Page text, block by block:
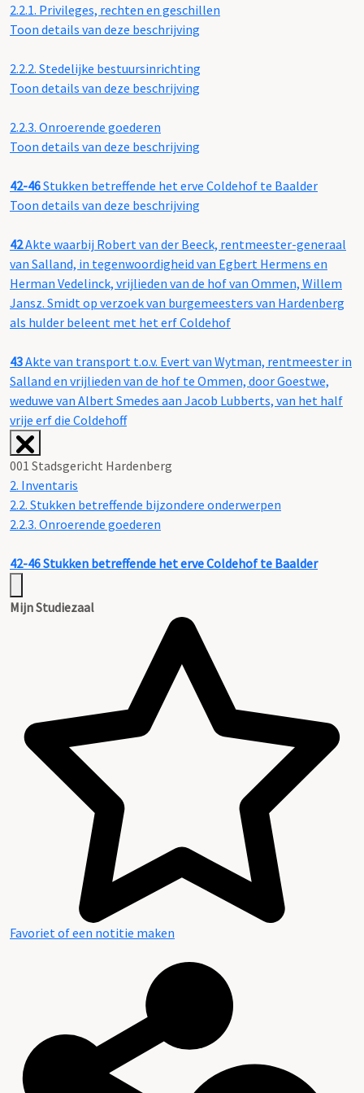
2.2.1. Privileges, rechten en geschillen
Toon details van deze beschrijving
2.2.2. Stedelijke bestuursinrichting
Toon details van deze beschrijving
2.2.3. Onroerende goederen
Toon details van deze beschrijving
42-46Stukken betreffende het erve Coldehof te Baalder
Toon details van deze beschrijving
42Akte waarbij Robert van der Beeck, rentmeester-generaal
van Salland, in tegenwoordigheid van Egbert Hermens en
Herman Vedelinck, vrijlieden van de hof van Ommen, Willem
Jansz. Smidt op verzoek van burgemeesters van Hardenberg
als hulder beleent met het erf Coldehof
43Akte van transport t.o.v. Evert van Wytman, rentmeester in
Salland en vrijlieden van de hof te Ommen, door Goestwe,
weduwe van Albert Smedes aan Jacob Lubberts, van het half
vrije erf die Coldehoff
001 Stadsgericht Hardenberg
2. Inventaris
2.2. Stukken betreffende bijzondere onderwerpen
2.2.3. Onroerende goederen
42-46Stukken betreffende het erve Coldehof te Baalder
Mijn Studiezaal
Favoriet of een notitie maken